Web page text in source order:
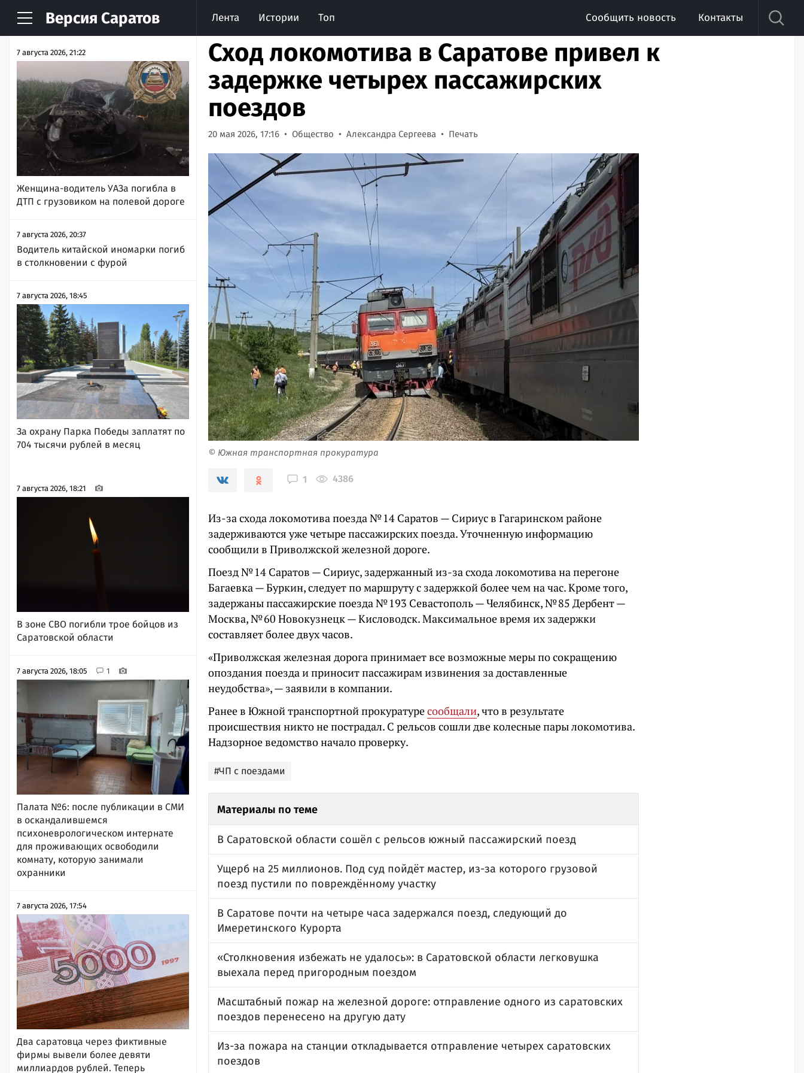
Версия Саратов Лента Истории Топ Сообщить новость Контакты
НОВОСТИ АРХИВ
7 августа 2026, 21:22
Женщина-водитель УАЗа погибла в
ДТП с грузовиком на полевой дороге
7 августа 2026, 20:37
Водитель китайской иномарки погиб
в столкновении с фурой
7 августа 2026, 18:45
За охрану Парка Победы заплатят по
704 тысячи рублей в месяц
7 августа 2026, 18:21
В зоне СВО погибли трое бойцов из
Саратовской области
7 августа 2026, 18:05 1
Палата №6: после публикации в СМИ
в оскандалившемся
психоневрологическом интернате
для проживающих освободили
комнату, которую занимали
охранники
7 августа 2026, 17:54
Два саратовца через фиктивные
фирмы вывели более девяти
миллиардов рублей. Теперь
Сход локомотива в Саратове привел к
задержке четырех пассажирских
поездов
20 мая 2026, 17:16 Общество Александра Сергеева Печать
© Южная транспортная прокуратура
1 4386
Из-за схода локомотива поезда № 14 Саратов — Сириус в Гагаринском районе
задерживаются уже четыре пассажирских поезда. Уточненную информацию
сообщили в Приволжской железной дороге.
Поезд № 14 Саратов — Сириус, задержанный из-за схода локомотива на перегоне
Багаевка — Буркин, следует по маршруту с задержкой более чем на час. Кроме того,
задержаны пассажирские поезда № 193 Севастополь — Челябинск, № 85 Дербент —
Москва, № 60 Новокузнецк — Кисловодск. Максимальное время их задержки
составляет более двух часов.
«Приволжская железная дорога принимает все возможные меры по сокращению
опоздания поезда и приносит пассажирам извинения за доставленные
неудобства», — заявили в компании.
Ранее в Южной транспортной прокуратуресообщали, что в результате
происшествия никто не пострадал. С рельсов сошли две колесные пары локомотива.
Надзорное ведомство начало проверку.
#ЧП с поездами
Материалы по теме
В Саратовской области сошёл с рельсов южный пассажирский поезд
Ущерб на 25 миллионов. Под суд пойдёт мастер, из-за которого грузовой
поезд пустили по повреждённому участку
В Саратове почти на четыре часа задержался поезд, следующий до
Имеретинского Курорта
«Столкновения избежать не удалось»: в Саратовской области легковушка
выехала перед пригородным поездом
Масштабный пожар на железной дороге: отправление одного из саратовских
поездов перенесено на другую дату
Из-за пожара на станции откладывается отправление четырех саратовских
поездов